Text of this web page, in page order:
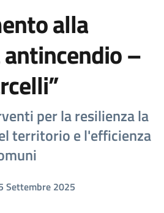
alla
–
per la resilienza la
territorio e l'efficienza
Settembre 2025